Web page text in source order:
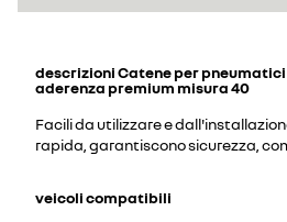
descrizioniCatene per
aderenza premium misura 40
Facili da utilizzare e
rapida, garantiscono sicurezza,
veicoli compatibili